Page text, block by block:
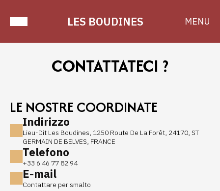
LES BOUDINES MENU
CONTATTATECI ?
LE NOSTRE COORDINATE
Indirizzo
Lieu-Dit Les Boudines, 1250 Route De La Forêt, 24170, ST
GERMAIN DE BELVES, FRANCE
Telefono
+33 6 46 77 82 94
E-mail
Contattare per smalto